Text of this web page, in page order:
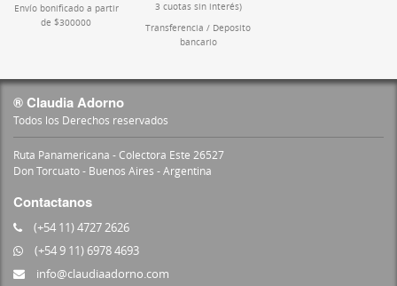
Envío bonificado a partir
de $300000
3 cuotas sin interés)
Transferencia / Deposito
bancario
® Claudia Adorno
Todos los Derechos reservados
Ruta Panamericana - Colectora Este 26527
Don Torcuato - Buenos Aires - Argentina
Contactanos
(+54 11) 4727 2626
(+54 9 11) 6978 4693
info@claudiaadorno.com